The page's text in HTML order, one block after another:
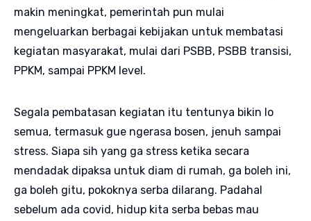
makin meningkat, pemerintah pun mulai
mengeluarkan berbagai kebijakan untuk membatasi
kegiatan masyarakat, mulai dari PSBB, PSBB transisi,
PPKM, sampai PPKM level.
Segala pembatasan kegiatan itu tentunya bikin lo
semua, termasuk gue ngerasa bosen, jenuh sampai
stress. Siapa sih yang ga stress ketika secara
mendadak dipaksa untuk diam di rumah, ga boleh ini,
ga boleh gitu, pokoknya serba dilarang. Padahal
sebelum ada covid, hidup kita serba bebas mau